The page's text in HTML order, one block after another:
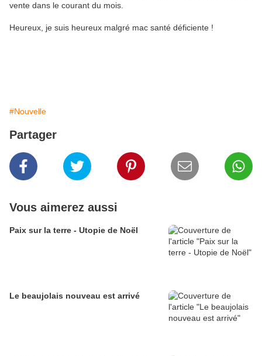
vente dans le courant du mois.
Heureux, je suis heureux malgré mac santé déficiente !
#Nouvelle
Partager
Vous aimerez aussi
Paix sur la terre - Utopie de Noël
Le beaujolais nouveau est arrivé